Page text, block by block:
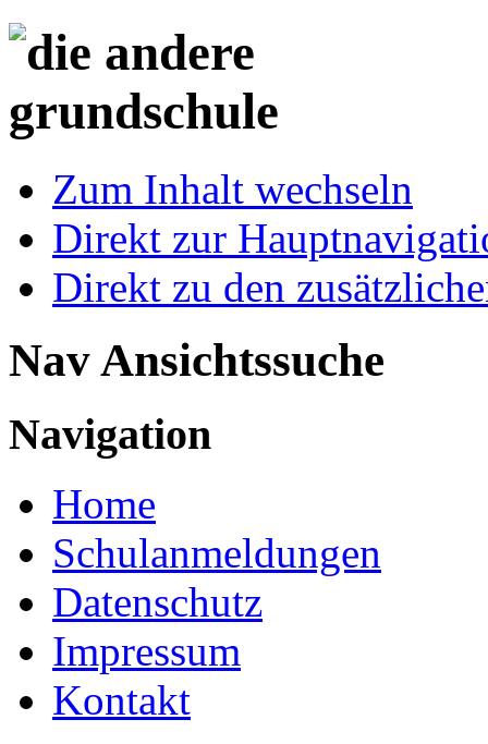
Zum Inhalt wechseln
Direkt zur
Direkt zu den
Nav Ansichtssuche
Navigation
Home
Schulanmeldungen
Datenschutz
Impressum
Kontakt